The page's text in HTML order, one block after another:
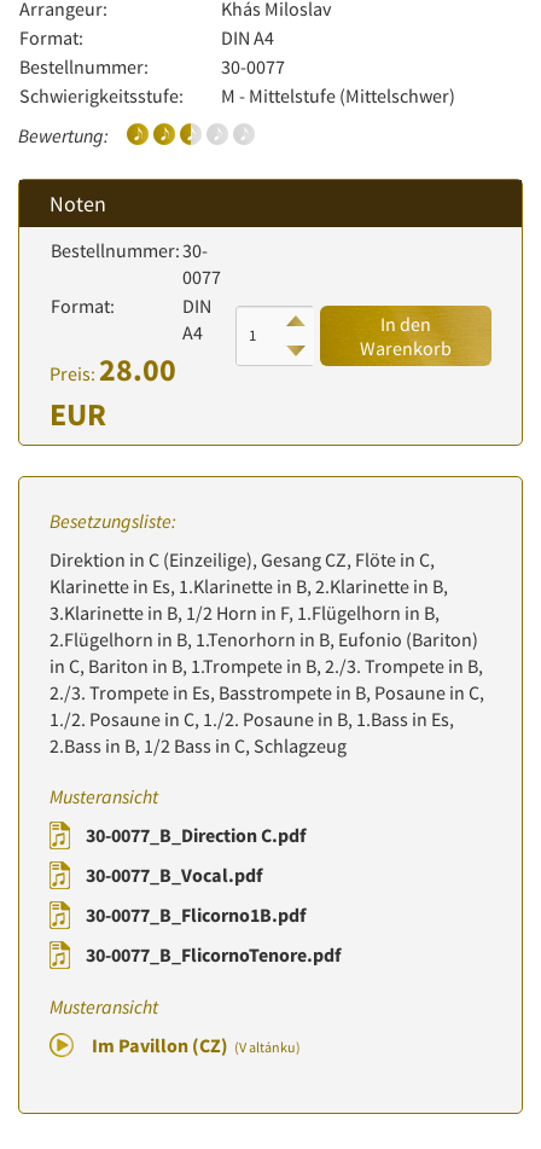
Arrangeur:
Khás Miloslav
Format:
DIN A4
Bestellnummer:
30-0077
Schwierigkeitsstufe:
M - Mittelstufe (Mittelschwer)
Bewertung:
Noten
Bestellnummer:30-
0077
Format:
DIN
A4
Preis: 28.00
EUR
In den
Warenkorb
Besetzungsliste:
Direktion in C (Einzeilige), Gesang CZ, Flöte in C,
Klarinette in Es, 1.Klarinette in B, 2.Klarinette in B,
3.Klarinette in B, 1/2 Horn in F, 1.Flügelhorn in B,
2.Flügelhorn in B, 1.Tenorhorn in B, Eufonio (Bariton)
in C, Bariton in B, 1.Trompete in B, 2./3. Trompete in B,
2./3. Trompete in Es, Basstrompete in B, Posaune in C,
1./2. Posaune in C, 1./2. Posaune in B, 1.Bass in Es,
2.Bass in B, 1/2 Bass in C, Schlagzeug
Musteransicht
30-0077_B_Direction C.pdf
30-0077_B_Vocal.pdf
30-0077_B_Flicorno1B.pdf
30-0077_B_FlicornoTenore.pdf
Musteransicht
Im Pavillon (CZ) (V altánku)